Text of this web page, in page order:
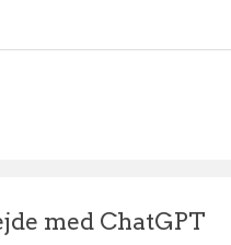
med ChatGPT